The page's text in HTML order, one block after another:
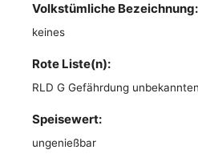
Volkstümliche Bezeichnung:
keines
Rote Liste(n):
RLD G Gefährdung
Speisewert:
ungenießbar